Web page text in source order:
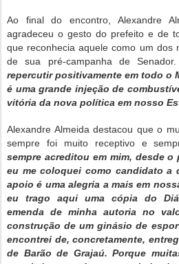
Ao final do encontro, Alexandre
agradeceu o gesto do prefeito e de
que reconhecia aquele como um dos
de sua pré-campanha de Senador.
repercutir positivamente em todo o
é uma grande injeção de
vitória da nova política em nosso
Alexandre Almeida destacou que o
sempre foi muito receptivo e
sempre acreditou em mim, desde o
eu me coloquei como candidato a
apoio é uma alegria a mais em
eu trago aqui uma cópia do
emenda de minha autoria no
construção de um ginásio de
encontrei de, concretamente,
de Barão de Grajaú. Porque